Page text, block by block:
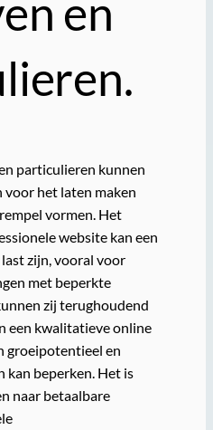
en
particulieren kunnen
het laten maken
vormen. Het
website kan een
zijn, vooral voor
met beperkte
zij terughoudend
een kwalitatieve online
groeipotentieel en
kan beperken. Het is
naar betaalbare